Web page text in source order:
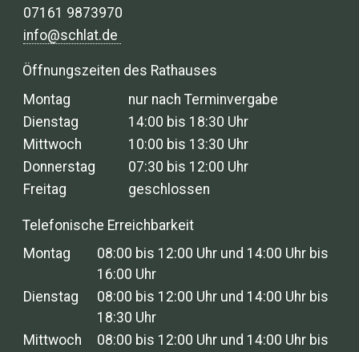
07161 9873970
info@schlat.de
Öffnungszeiten des Rathauses
Montag
nur nach Terminvergabe
Dienstag
14:00 bis 18:30 Uhr
Mittwoch
10:00 bis 13:30 Uhr
Donnerstag
07:30 bis 12:00 Uhr
Freitag
geschlossen
Telefonische Erreichbarkeit
Montag
08:00 bis 12:00 Uhr und 14:00 Uhr bis
16:00 Uhr
Dienstag
08:00 bis 12:00 Uhr und 14:00 Uhr bis
18:30 Uhr
Mittwoch
08:00 bis 12:00 Uhr und 14:00 Uhr bis